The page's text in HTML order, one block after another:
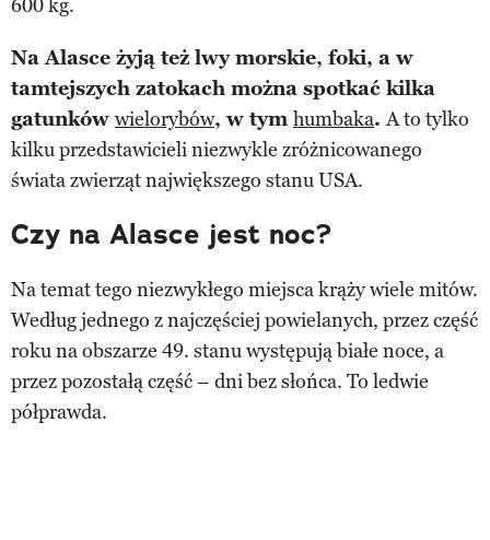
600 kg.
Na Alasce żyją też lwy morskie, foki, a w
tamtejszych zatokach można spotkać kilka
gatunków wielorybów, w tym humbaka.A to tylko
kilku przedstawicieli niezwykle zróżnicowanego
świata zwierząt największego stanu USA.
Czy na Alasce jest noc?
Na temat tego niezwykłego miejsca krąży wiele mitów.
Według jednego z najczęściej powielanych, przez część
roku na obszarze 49. stanu występują białe noce, a
przez pozostałą część – dni bez słońca. To ledwie
półprawda.